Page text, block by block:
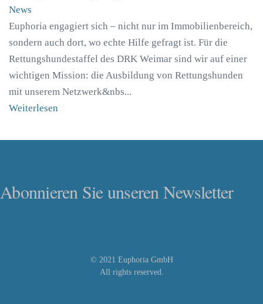
News
Euphoria engagiert sich – nicht nur im Immobilienbereich,
sondern auch dort, wo echte Hilfe gefragt ist. Für die
Rettungshundestaffel des DRK Weimar sind wir auf einer
wichtigen Mission: die Ausbildung von Rettungshunden
mit unserem Netzwerk&nbs...
Weiterlesen
Abonnieren Sie unseren Newsletter
© 2021 Euphoria GmbH
All rights reserved.